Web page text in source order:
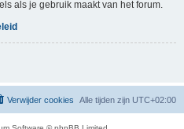
als je gebruik maakt van het forum.
Alle tijden zijn UTC+02:00
Verwijder cookies